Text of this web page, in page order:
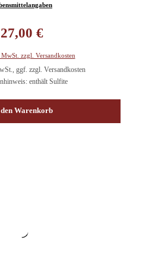
27,00 €
zzgl. Versandkosten
ggf. zzgl. Versandkosten
enthält Sulfite
Warenkorb